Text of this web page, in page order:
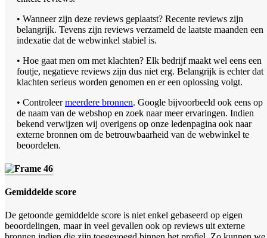
• Wanneer zijn deze reviews geplaatst? Recente reviews zijn
belangrijk. Tevens zijn reviews verzameld de laatste maanden een
indexatie dat de webwinkel stabiel is.
• Hoe gaat men om met klachten? Elk bedrijf maakt wel eens een
foutje, negatieve reviews zijn dus niet erg. Belangrijk is echter dat
klachten serieus worden genomen en er een oplossing volgt.
• Controleermeerdere bronnen. Google bijvoorbeeld ook eens op
de naam van de webshop en zoek naar meer ervaringen. Indien
bekend verwijzen wij overigens op onze ledenpagina ook naar
externe bronnen om de betrouwbaarheid van de webwinkel te
beoordelen.
Gemiddelde score
De getoonde gemiddelde score is niet enkel gebaseerd op eigen
beoordelingen, maar in veel gevallen ook op reviews uit externe